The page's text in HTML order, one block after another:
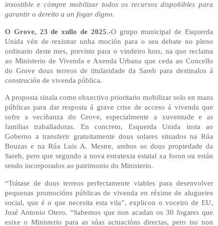
insostible e cómpre mobilizar todos os recursos dispoñibles para
garantir o dereito a un fogar digno.
O Grove, 23 de xullo de 2025.-O grupo municipal de Esquerda
Unida vén de rexistrar unha moción para o seu debate no pleno
ordinario deste mes, previsto para o vindeiro luns, na que reclama
ao Ministerio de Vivenda e Axenda Urbana que ceda ao Concello
do Grove dous terreos de titularidade da Sareb para destinalos á
construción de vivenda pública.
A proposta sinala como obxectivo prioritario mobilizar solo en mans
públicas para dar resposta á grave crise de acceso á vivenda que
sofre a veciñanza do Grove, especialmente a xuventude e as
familias traballadoras. En concreto, Esquerda Unida insta ao
Goberno a transferir gratuitamente dous solares situados na Rúa
Bouzas e na Rúa Luis A. Mestre, ambos os dous propiedade da
Sareb, pero que segundo a nova estratexia estatal xa foron ou están
sendo incorporados ao patrimonio do Ministerio.
“Trátase de dous terreos perfectamente viables para desenvolver
pequenas promocións públicas de vivenda en réxime de alugueiro
social, que é o que necesita esta vila”, explicou o voceiro de EU,
José Antonio Otero. “Sabemos que non acadan os 30 fogares que
esixe o Ministerio para as súas actuacións directas, pero iso non